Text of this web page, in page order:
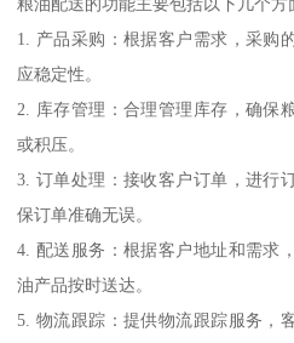
1. 产品采购：根据客户需求，采购
应稳定性。
2. 库存管理：合理管理库存，确保
或积压。
3. 订单处理：接收客户订单，进行
保订单准确无误。
4. 配送服务：根据客户地址和需求
油产品按时送达。
5. 物流跟踪：提供物流跟踪服务，